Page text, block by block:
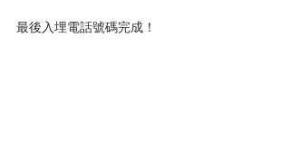
最後入埋電話號碼完成！